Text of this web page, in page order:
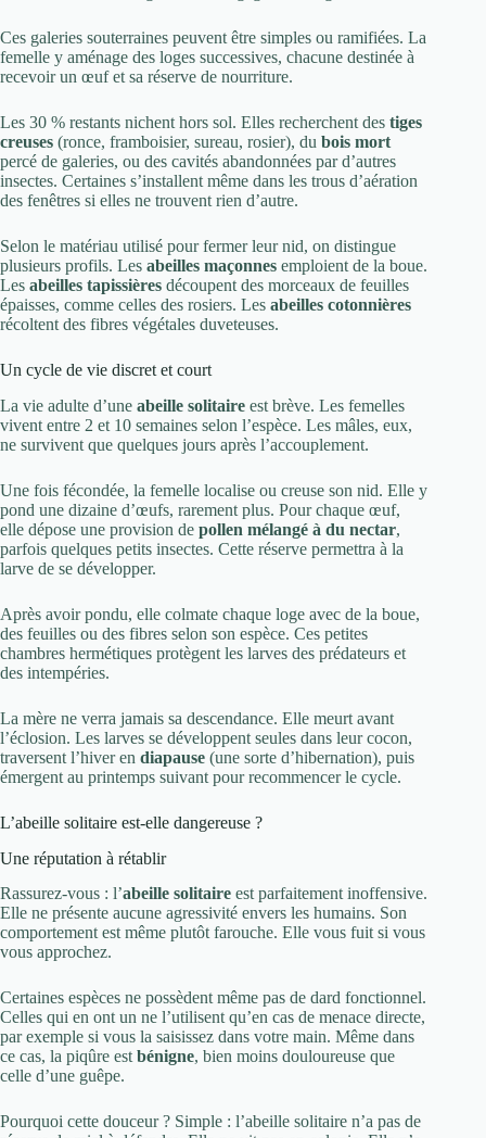
Ces galeries souterraines peuvent être simples ou ramifiées. La
femelle y aménage des loges successives, chacune destinée à
recevoir un œuf et sa réserve de nourriture.
Les 30 % restants nichent hors sol. Elles recherchent des tiges
creuses (ronce, framboisier, sureau, rosier), du bois mort
percé de galeries, ou des cavités abandonnées par d’autres
insectes. Certaines s’installent même dans les trous d’aération
des fenêtres si elles ne trouvent rien d’autre.
Selon le matériau utilisé pour fermer leur nid, on distingue
plusieurs profils. Les abeilles maçonnes emploient de la boue.
Les abeilles tapissières découpent des morceaux de feuilles
épaisses, comme celles des rosiers. Les abeilles cotonnières
récoltent des fibres végétales duveteuses.
Un cycle de vie discret et court
La vie adulte d’une abeille solitaire est brève. Les femelles
vivent entre 2 et 10 semaines selon l’espèce. Les mâles, eux,
ne survivent que quelques jours après l’accouplement.
Une fois fécondée, la femelle localise ou creuse son nid. Elle y
pond une dizaine d’œufs, rarement plus. Pour chaque œuf,
elle dépose une provision de pollen mélangé à du nectar,
parfois quelques petits insectes. Cette réserve permettra à la
larve de se développer.
Après avoir pondu, elle colmate chaque loge avec de la boue,
des feuilles ou des fibres selon son espèce. Ces petites
chambres hermétiques protègent les larves des prédateurs et
des intempéries.
La mère ne verra jamais sa descendance. Elle meurt avant
l’éclosion. Les larves se développent seules dans leur cocon,
traversent l’hiver en diapause (une sorte d’hibernation), puis
émergent au printemps suivant pour recommencer le cycle.
L’abeille solitaire est-elle dangereuse ?
Une réputation à rétablir
Rassurez-vous : l’abeille solitaire est parfaitement inoffensive.
Elle ne présente aucune agressivité envers les humains. Son
comportement est même plutôt farouche. Elle vous fuit si vous
vous approchez.
Certaines espèces ne possèdent même pas de dard fonctionnel.
Celles qui en ont un ne l’utilisent qu’en cas de menace directe,
par exemple si vous la saisissez dans votre main. Même dans
ce cas, la piqûre est bénigne, bien moins douloureuse que
celle d’une guêpe.
Pourquoi cette douceur ? Simple : l’abeille solitaire n’a pas de